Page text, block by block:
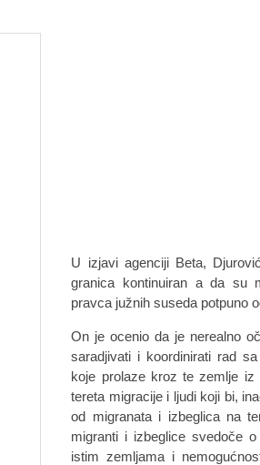
U izjavi agenciji Beta,
granica kontinuiran a da su
pravca južnih suseda potpuno
On je ocenio da je nerealno
saradjivati i koordinirati rad
koje prolaze kroz te zemlje
tereta migracije i ljudi koji bi,
od migranata i izbeglica na
migranti i izbeglice svedoče
istim zemljama i